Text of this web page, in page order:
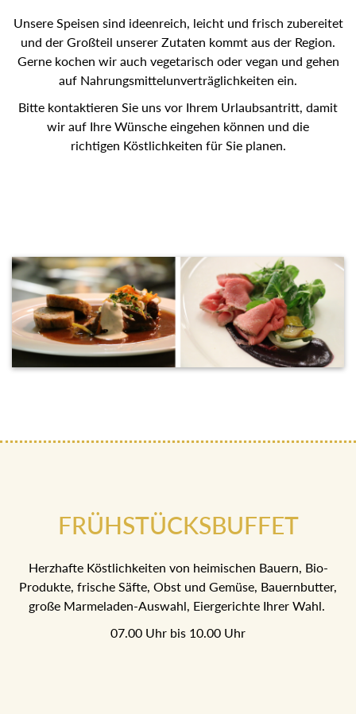
Unsere Speisen sind ideenreich, leicht und frisch zubereitet
und der Großteil unserer Zutaten kommt aus der Region.
Gerne kochen wir auch vegetarisch oder vegan und gehen
auf Nahrungsmittelunverträglichkeiten ein.
Bitte kontaktieren Sie uns vor Ihrem Urlaubsantritt, damit
wir auf Ihre Wünsche eingehen können und die
richtigen Köstlichkeiten für Sie planen.
FRÜHSTÜCKSBUFFET
Herzhafte Köstlichkeiten von heimischen Bauern, Bio-
Produkte, frische Säfte, Obst und Gemüse, Bauernbutter,
große Marmeladen-Auswahl, Eiergerichte Ihrer Wahl.
07.00 Uhr bis 10.00 Uhr